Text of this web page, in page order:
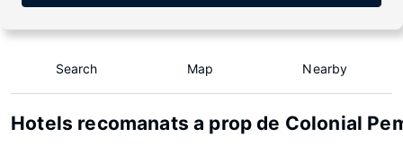
Search Map Nearby
Hotels recomanats a prop de Colonial